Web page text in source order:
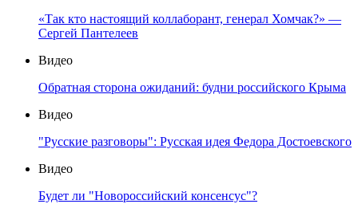
«Так кто настоящий коллаборант, генерал Хомчак?» —
Сергей Пантелеев
Видео
Обратная сторона ожиданий: будни российского Крыма
Видео
"Русские разговоры": Русская идея Федора Достоевского
Видео
Будет ли "Новороссийский консенсус"?